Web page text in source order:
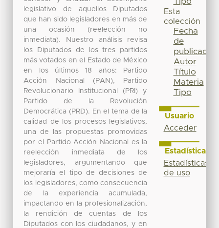
legislativo de aquellos Diputados
que han sido legisladores en más de
una ocasión (reelección no
inmediata). Nuestro análisis revisa
los Diputados de los tres partidos
más votados en el Estado de México
en los últimos 18 años: Partido
Acción Nacional (PAN), Partido
Revolucionario Institucional (PRI) y
Partido de la Revolución
Democrática (PRD). En el tema de la
calidad de los procesos legislativos,
una de las propuestas promovidas
por el Partido Acción Nacional es la
reelección inmediata de los
legisladores, argumentando que
mejoraría el tipo de decisiones de
los legisladores, como consecuencia
de la experiencia acumulada,
impactando en la profesionalización,
la rendición de cuentas de los
Diputados con los ciudadanos, y en
Esta
colección
Fecha
de
publicación
Autor
Título
Materia
Tipo
Usuario
Acceder
Estadísticas
Estadísticas
de uso